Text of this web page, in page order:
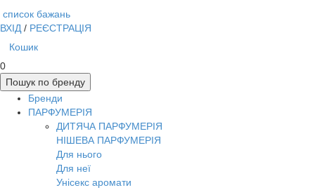
список бажань
ВХІД / РЕЄСТРАЦІЯ
Кошик
0
Пошук по бренду
Бренди
ПАРФУМЕРІЯ
ДИТЯЧА ПАРФУМЕРІЯ
НІШЕВА ПАРФУМЕРІЯ
Для нього
Для неї
Унісекс аромати